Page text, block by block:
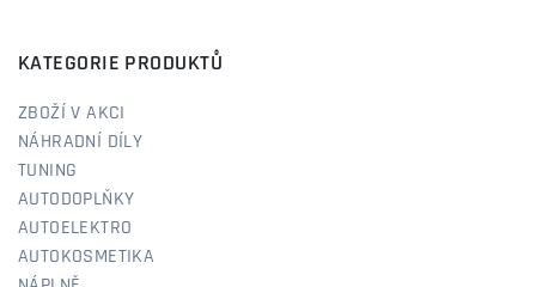
KATEGORIE PRODUKTŮ
ZBOŽÍ V AKCI
NÁHRADNÍ DÍLY
TUNING
AUTODOPLŇKY
AUTOELEKTRO
AUTOKOSMETIKA